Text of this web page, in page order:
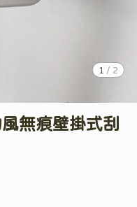
1 / 2
無痕壁掛式刮